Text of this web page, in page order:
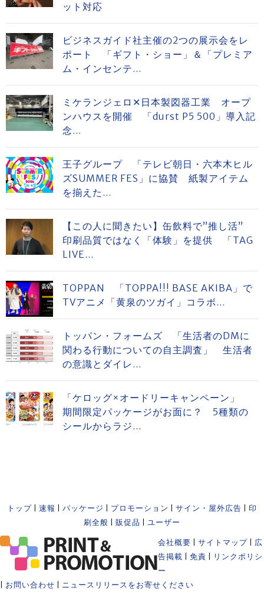
ット対応
ビジネスガイド社主催の2つの展示会をレ
ポート 「ギフト・ショー」＆「プレミア
ム・インセンテ...
ミケランジェロ✕日本製図器工業 オープ
ンハウスを開催 「durst P5 500」導入記
念...
王子グループ 「テレビ朝日・六本木ヒル
ズSUMMER FES」に協賛 紙製アイテム
を揃えた...
【この人に聞きたい】缶飲料で”推し活”
印刷品質ではなく「体験」を提供 「TAG
LIVE...
TOPPAN 「TOPPA!!! BASE AKIBA」で
TVアニメ「黄泉のツガイ」コラボ...
トッパン・フォームズ 「生活者のDMに
関わる行動についての自主調査」 生活者
の意識とダイレ...
「ケロッグ×オードリーキャンペーン」
期間限定パッケージがお面に？ 5種類の
シールからラジ...
トップ 速報 パッケージ プロモーション サイン・屋外広告
印
刷全般
販促品 ユーザー
会社概要 サイトマップ
広
告掲載
免責
リンクポリシ
ー
お問い合わせ ニュースリリースをお寄せください